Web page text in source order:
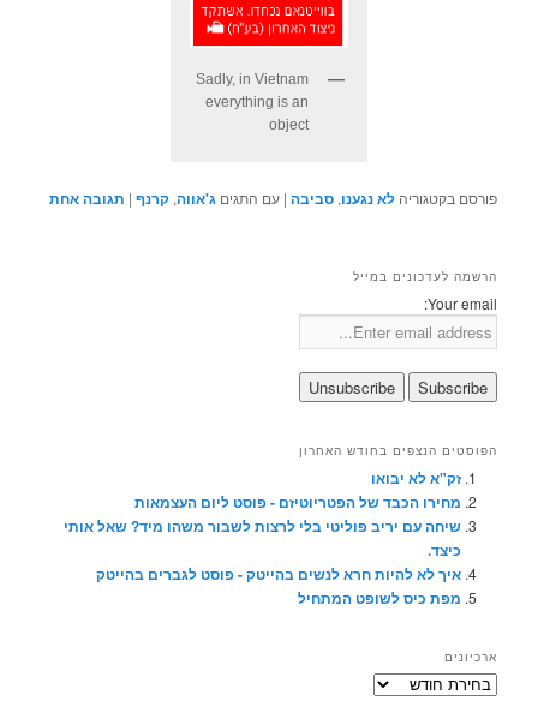
Sadly, in Vietnam
everything is an
object
פורסם בקטגוריה לא נגענו,סביבה |עם התגים ג'אווה,קרנף | תגובהאחת
הרשמה לעדכונים במייל
Your email:
הפוסטים הנצפים בחודש האחרון
זק"א לא יבואו
מחירו הכבד של הפטריוטיזם - פוסט ליום העצמאות
שיחה עם יריב פוליטי בלי לרצות לשבור משהו מיד? שאל אותי
כיצד.
איך לא להיות חרא לנשים בהייטק - פוסט לגברים בהייטק
מפת כיס לשופט המתחיל
ארכיונים
ארכיונים